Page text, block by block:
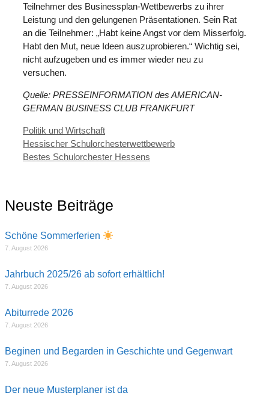
Teilnehmer des Businessplan-Wettbewerbs zu ihrer
Leistung und den gelungenen Präsentationen. Sein Rat
an die Teilnehmer: „Habt keine Angst vor dem Misserfolg.
Habt den Mut, neue Ideen auszuprobieren.“ Wichtig sei,
nicht aufzugeben und es immer wieder neu zu
versuchen.
Quelle: PRESSEINFORMATION des AMERICAN-
GERMAN BUSINESS CLUB FRANKFURT
Kategorien
Politik und Wirtschaft
Hessischer Schulorchesterwettbewerb
Bestes Schulorchester Hessens
Neuste Beiträge
Schöne Sommerferien
7. August 2026
Jahrbuch 2025/26 ab sofort erhältlich!
7. August 2026
Abiturrede 2026
7. August 2026
Beginen und Begarden in Geschichte und Gegenwart
7. August 2026
Der neue Musterplaner ist da